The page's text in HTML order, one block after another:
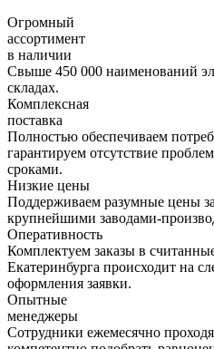
Огромный
ассортимент
в наличии
Свыше 450 000 наименований
складах.
Комплексная
поставка
Полностью обеспечиваем
гарантируем отсутствие
сроками.
Низкие цены
Поддерживаем разумные цены
крупнейшими заводами-
Оперативность
Комплектуем заказы в
Екатеринбурга происходит на
оформления заявки.
Опытные
менеджеры
Сотрудники ежемесячно